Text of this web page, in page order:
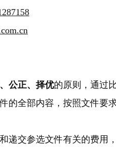
公正、择优的原则，通过
的全部内容，按照文件要
递交参选文件有关的费用